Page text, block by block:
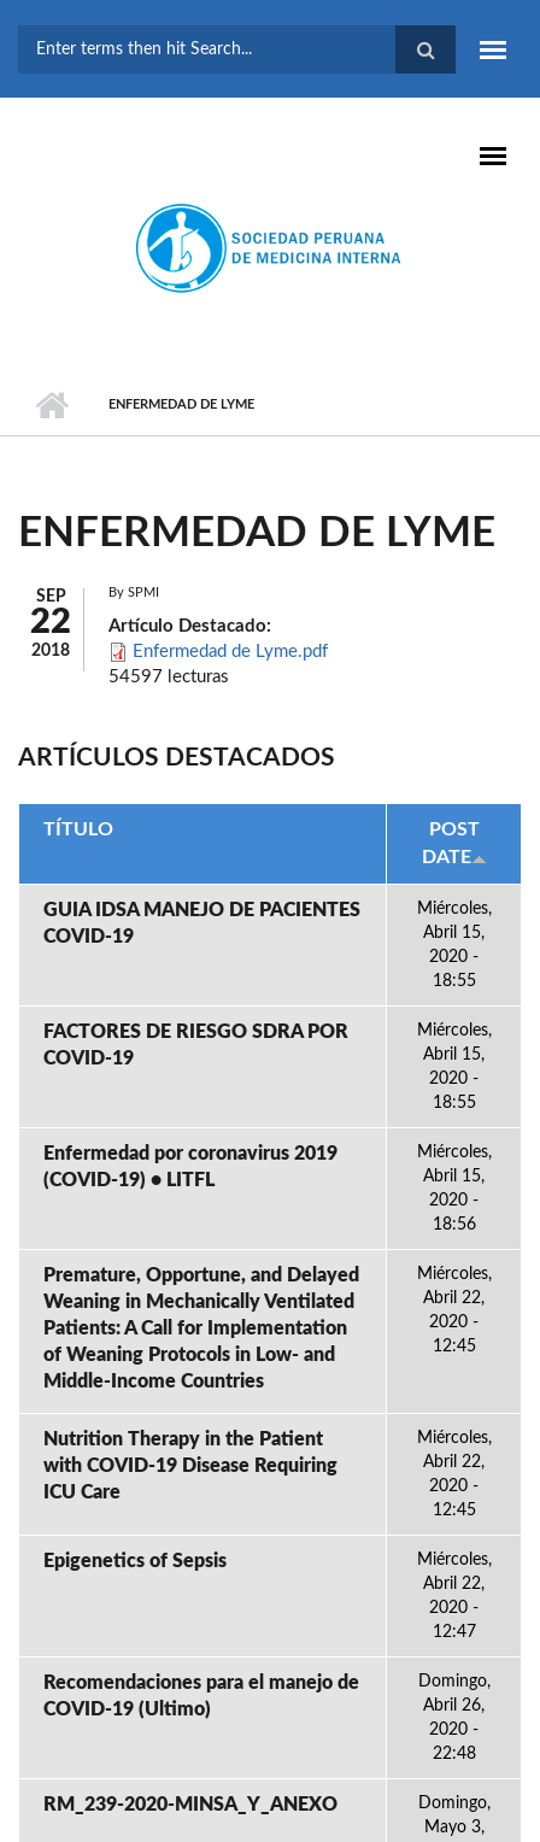
BÚSQUEDA
ENFERMEDAD DE LYME
ENFERMEDAD DE LYME
SEP
22
2018
By SPMI
Artículo Destacado:
Enfermedad de Lyme.pdf
54597 lecturas
ARTÍCULOS DESTACADOS
TÍTULO
POST
DATE
GUIA IDSA MANEJO DE PACIENTES
COVID-19
Miércoles,
Abril 15,
2020 -
18:55
FACTORES DE RIESGO SDRA POR
COVID-19
Miércoles,
Abril 15,
2020 -
18:55
Enfermedad por coronavirus 2019
(COVID-19) • LITFL
Miércoles,
Abril 15,
2020 -
18:56
Premature, Opportune, and Delayed
Weaning in Mechanically Ventilated
Patients: A Call for Implementation
of Weaning Protocols in Low- and
Middle-Income Countries
Miércoles,
Abril 22,
2020 -
12:45
Nutrition Therapy in the Patient
with COVID-19 Disease Requiring
ICU Care
Miércoles,
Abril 22,
2020 -
12:45
Epigenetics of Sepsis
Miércoles,
Abril 22,
2020 -
12:47
Recomendaciones para el manejo de
COVID-19 (Ultimo)
Domingo,
Abril 26,
2020 -
22:48
RM_239-2020-MINSA_Y_ANEXO
Domingo,
Mayo 3,